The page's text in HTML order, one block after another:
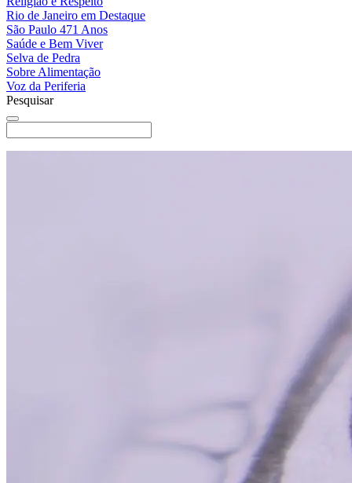
Rio de Janeiro em Destaque
São Paulo 471 Anos
Saúde e Bem Viver
Selva de Pedra
Sobre Alimentação
Voz da Periferia
Pesquisar